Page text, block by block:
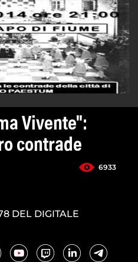
Vivente":
contrade
6933
DEL DIGITALE